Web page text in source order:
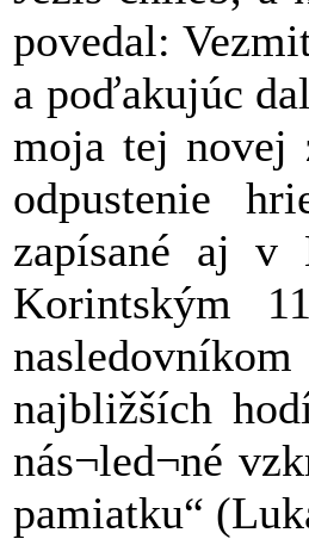
povedal:
a poďakujúc
moja tej novej
odpustenie
zapísané aj v
Korintským
najbližších
nás¬led¬né
pamiatku“